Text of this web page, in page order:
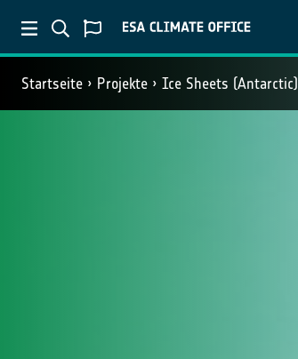
Startseite Projekte Ice Sheets (Antarctic)